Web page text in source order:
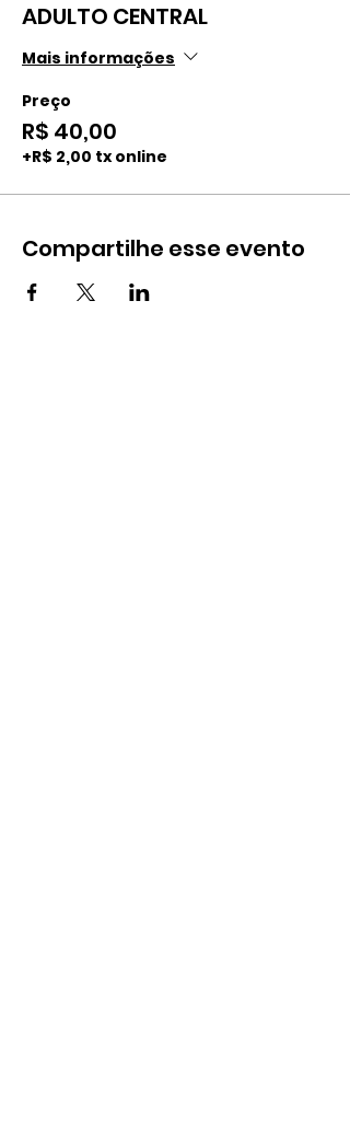
ADULTO CENTRAL
Mais informações
Preço
R$ 40,00
+R$ 2,00 tx online
Compartilhe esse evento